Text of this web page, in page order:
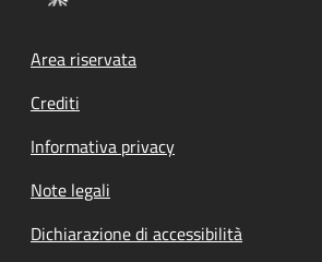
Footer menu
Area riservata
Crediti
Informativa privacy
Note legali
Dichiarazione di accessibilità